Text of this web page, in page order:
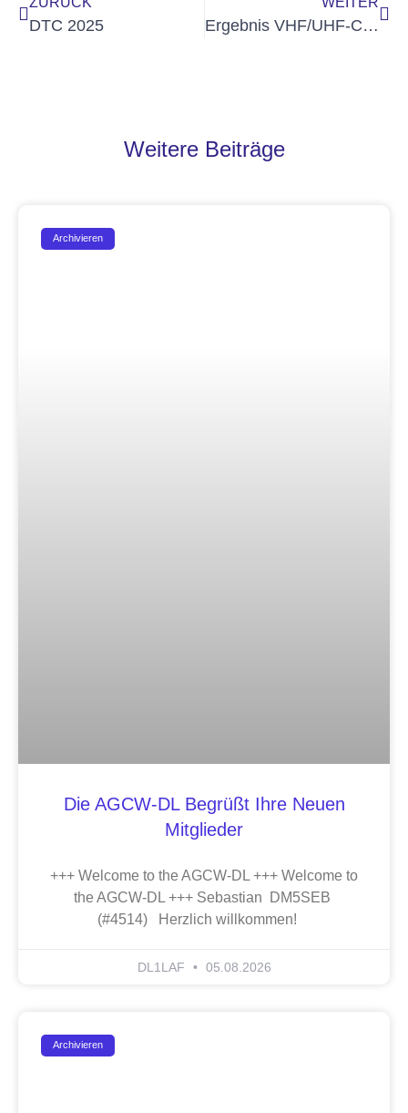
DTC 2025 Ergebnis VHF/UHF-Contest September veröffentlicht
Weitere Beiträge
Archivieren
Die AGCW-DL Begrüßt Ihre Neuen
Mitglieder
+++ Welcome to the AGCW-DL +++ Welcome to
the AGCW-DL +++ Sebastian DM5SEB
(#4514) Herzlich willkommen!
DL1LAF 05.08.2026
Archivieren